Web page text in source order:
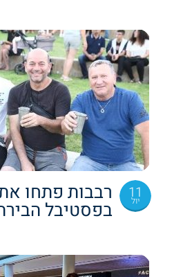
11
יול רבבות פתחו
בפסטיבל